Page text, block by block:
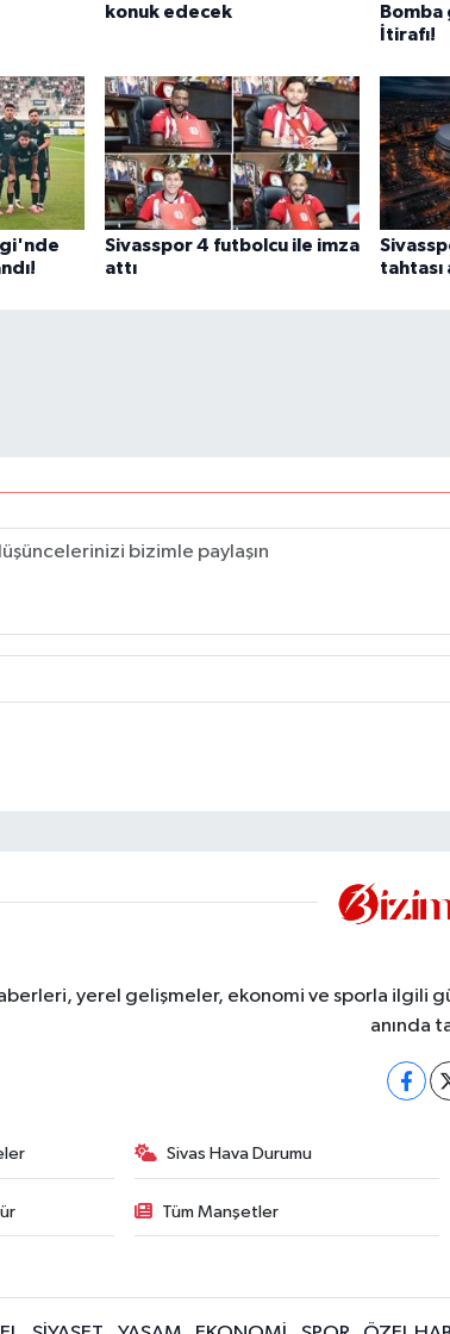
konuk edecek
Bomba
İtirafı!
Sivasspor 4 futbolcu ile imza
attı
tahtası
yerel gelişmeler, ekonomi ve sporla ilgili
anında
Sivas Hava Durumu
Tüm Manşetler